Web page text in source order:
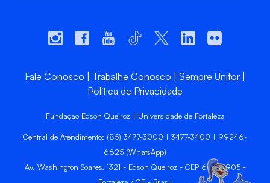
Fale Conosco Trabalhe Conosco
Sempre Unifor
Política de Privacidade
Fundação Edson Queiroz | Universidade de Fortaleza
Central de Atendimento: (85) 3477-3000 | 3477-3400 | 99246-
6625 (WhatsApp)
Av. Washington Soares, 1321 - Edson Queiroz - CEP 60811-905 -